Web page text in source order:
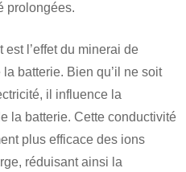
prolongées.
l’effet du minerai de
batterie. Bien qu’il ne soit
il influence la
la batterie. Cette conductivité
plus efficace des ions
réduisant ainsi la